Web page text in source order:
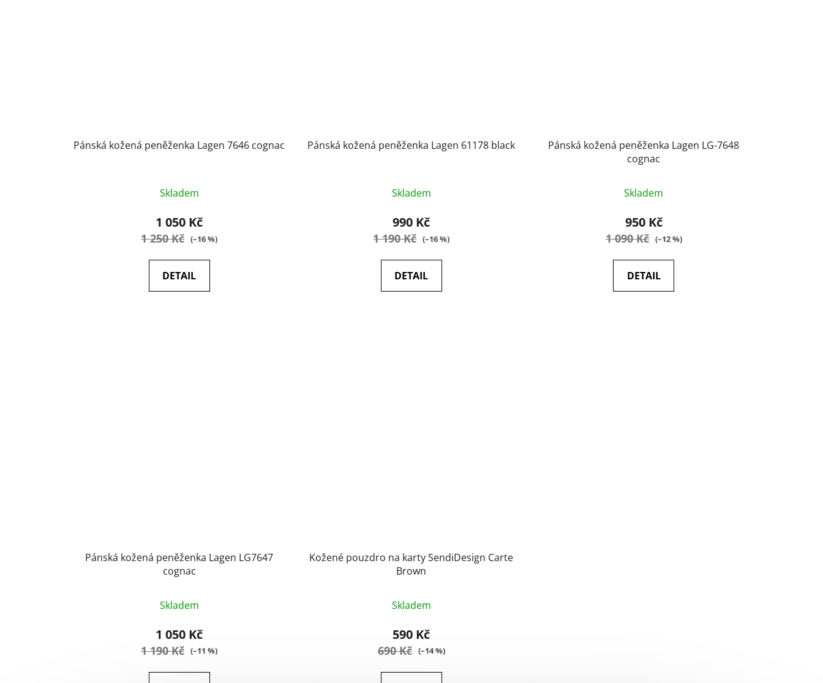
Pánská kožená peněženka Lagen 7646 cognac
hodnocení
produktu
je
5
Skladem
1 050 Kč
1 250 Kč (–16 %)
DETAIL
Pánská kožená peněženka Lagen 61178 black
hodnocení
produktu
je
5
Skladem
990 Kč
1 190 Kč (–16 %)
DETAIL
Pánská kožená peněženka Lagen LG-7648
cognac
hodnocení
produktu
je
5
Skladem
950 Kč
1 090 Kč (–12 %)
DETAIL
Pánská kožená peněženka Lagen LG7647
cognac
hodnocení
produktu
je
Skladem
1 050 Kč
1 190 Kč (–11 %)
Kožené pouzdro na karty SendiDesign Carte
Brown
hodnocení
produktu
je
Skladem
590 Kč
690 Kč (–14 %)